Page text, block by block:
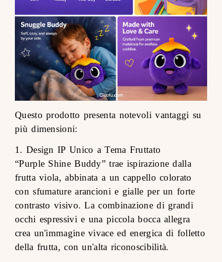
Questo prodotto presenta notevoli vantaggi su
più dimensioni:
1. Design IP Unico a Tema Fruttato
“Purple Shine Buddy” trae ispirazione dalla
frutta viola, abbinata a un cappello colorato
con sfumature arancioni e gialle per un forte
contrasto visivo. La combinazione di grandi
occhi espressivi e una piccola bocca allegra
crea un'immagine vivace ed energica di folletto
della frutta, con un'alta riconoscibilità.